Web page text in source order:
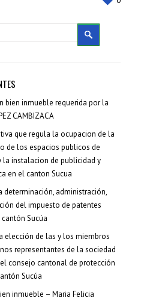
bien inmueble requerida por la
CAMBIZACA
que regula la ocupacion de la
de los espacios publicos de
instalacion de publicidad y
en el canton Sucua
determinación, administración,
del impuesto de patentes
Sucúa
elección de las y los miembros
representantes de la sociedad
consejo cantonal de protección
Sucúa
inmueble – Maria Felicia